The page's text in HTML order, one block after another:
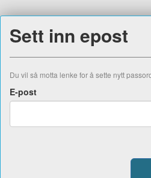
Sett inn epost
Du vil så motta lenke for å sette nytt
E-post